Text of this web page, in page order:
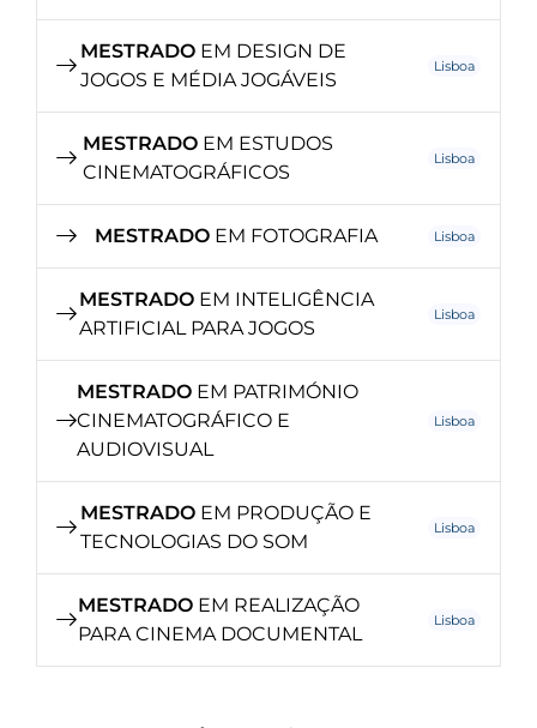
MESTRADOEM DESIGN DE
JOGOS E MÉDIA JOGÁVEIS
Lisboa
MESTRADO EM ESTUDOS
CINEMATOGRÁFICOS
Lisboa
MESTRADO EM FOTOGRAFIA Lisboa
MESTRADO EM INTELIGÊNCIA
ARTIFICIAL PARA JOGOS
Lisboa
MESTRADO EM PATRIMÓNIO
CINEMATOGRÁFICO E
AUDIOVISUAL
Lisboa
MESTRADOEM PRODUÇÃO E
TECNOLOGIAS DO SOM
Lisboa
MESTRADO EM REALIZAÇÃO
PARA CINEMA DOCUMENTAL
Lisboa